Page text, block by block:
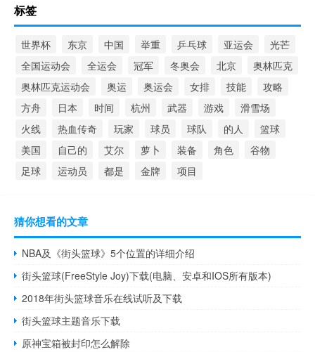
标签
世界杯 东京 中国 举重 乒乓球 亚运会
光芒
全国运动会
全运会 冠军 冬奥会 北京
奥林匹克
奥林匹克运动会
奥运 奥运会 女排 技能
攻略
方舟
日本 时间 杭州 武器 游戏
滑雪场
火线
热血传奇 玩家 球员 球队 的人
篮球
美国
自己的 艾尔 萝卜 装备 角色
谷物
足球
运动员 都是 金牌 项目
猜你想看的文章
NBA及《街头篮球》5个位置的详细介绍
街头篮球(FreeStyle Joy)下载(电脑、安卓和IOS所有版本)
2018年街头篮球音乐在线试听及下载
街头篮球主题音乐下载
原神宝箱被封印怎么解除